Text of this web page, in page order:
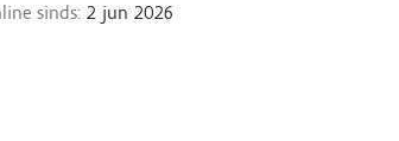
sinds: 2 jun 2026